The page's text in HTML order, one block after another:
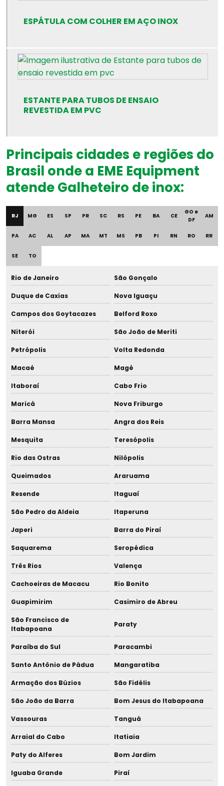
Banho maria rbl
Banho maria de resfriamento
Bico de bunsen preço
Calibração de termômetro para banco de leite
Câmara para banco de leite
Câmara para manuseio de leite humano
Centrífuga para banco de leite
Centrífuga de microhematócrito
Certificação rbc para termômetros
Consulta aleitamento online
Consulta de amamentação online
Consultora de amamentação
Consultoria em aleitamento materno
Copo de aleitamento
Copo dosador para leite materno
Copo para leite humano
Copo para leite materno
Copo com tampa para leite
Deionizador para banco de leite
Deionizador para banho maria
Deionizador de coluna
Deionizador para lactário
Distribuidor de acidímetro de dornic
Distribuidor de banho maria cultura e sorologia
Distribuidor de banho maria para descongelamento para
maternidade
Distribuidor de câmara asséptica manuseio de lho
Distribuidor de centrífuga para microhematócritos
Distribuidor de copo dosador 80 ml com tampa
ESPÁTULA COM COLHER EM AÇO INOX
ESTANTE PARA TUBOS DE ENSAIO
REVESTIDA EM PVC
Principais cidades e regiões do
Brasil onde a EME Equipment
atende Galheteiro de inox:
RJ MG ES SP PR SC RS PE BA CE
GO e
DF
AM
PA AC AL AP MA MT MS PB PI RN RO RR
SE TO
Rio de Janeiro São Gonçalo
Duque de Caxias Nova Iguaçu
Campos dos Goytacazes Belford Roxo
Niterói São João de Meriti
Petrópolis Volta Redonda
Macaé Magé
Itaboraí Cabo Frio
Maricá Nova Friburgo
Barra Mansa Angra dos Reis
Mesquita Teresópolis
Rio das Ostras Nilópolis
Queimados Araruama
Resende Itaguaí
São Pedro da Aldeia Itaperuna
Japeri Barra do Piraí
Saquarema Seropédica
Três Rios Valença
Cachoeiras de Macacu Rio Bonito
Guapimirim Casimiro de Abreu
São Francisco de
Itabapoana
Paraty
Paraíba do Sul Paracambi
Santo Antônio de Pádua Mangaratiba
Armação dos Búzios São Fidélis
São João da Barra Bom Jesus do Itabapoana
Vassouras Tanguá
Arraial do Cabo Itatiaia
Paty do Alferes Bom Jardim
Iguaba Grande Piraí